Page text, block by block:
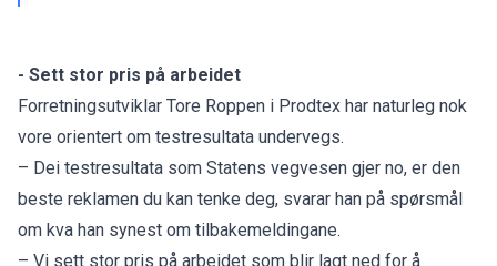
- Sett stor pris på arbeidet
Forretningsutviklar Tore Roppen i Prodtex har naturleg nok
vore orientert om testresultata undervegs.
– Dei testresultata som Statens vegvesen gjer no, er den
beste reklamen du kan tenke deg, svarar han på spørsmål
om kva han synest om tilbakemeldingane.
– Vi sett stor pris på arbeidet som blir lagt ned for å